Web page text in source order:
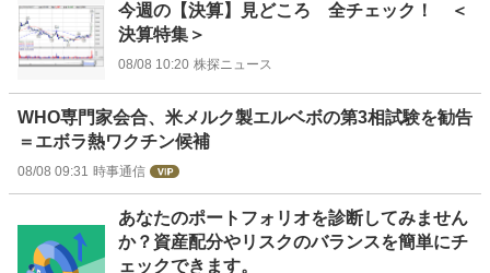
今週の【決算】見どころ 全チェック！ ＜
決算特集＞
08/08 10:20 株探ニュース
WHO専門家会合、米メルク製エルベボの第3相試験を勧告
＝エボラ熱ワクチン候補
08/08 09:31 時事通信
あなたのポートフォリオを診断してみません
か？資産配分やリスクのバランスを簡単にチ
ェックできます。